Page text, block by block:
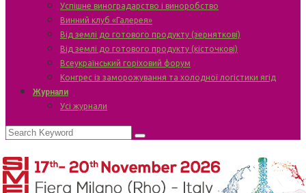
Успішне виноградарство і виноробство
Винний клуб «Галерея»
Від землі до готового продукту (зерняткові)
Від землі до готового продукту (кісточкові)
Всеукраїнський горіховий форум
Конгрес із заморожування та холодної логістики ягід
Журнали
Усі журнали